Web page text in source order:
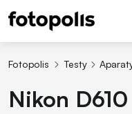
Fotopolis Testy
Nikon